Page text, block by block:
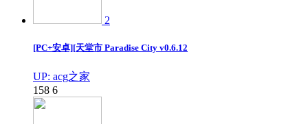
2
[PC+安卓][天堂市 Paradise City v0.6.12
UP: acg之家
158 6